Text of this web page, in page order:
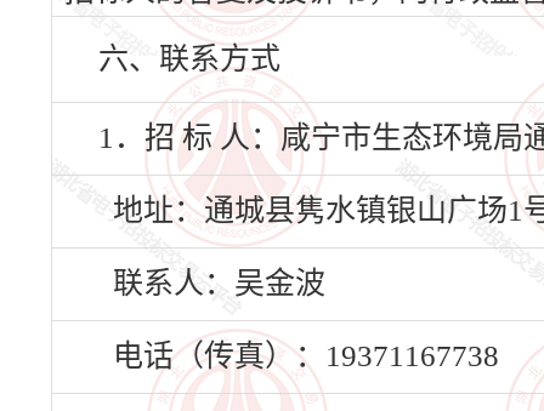
六、联系方式
1．招 标 人：咸宁市生态环境局
地址：通城县隽水镇银山广场1
联系人：吴金波
电话（传真）：19371167738